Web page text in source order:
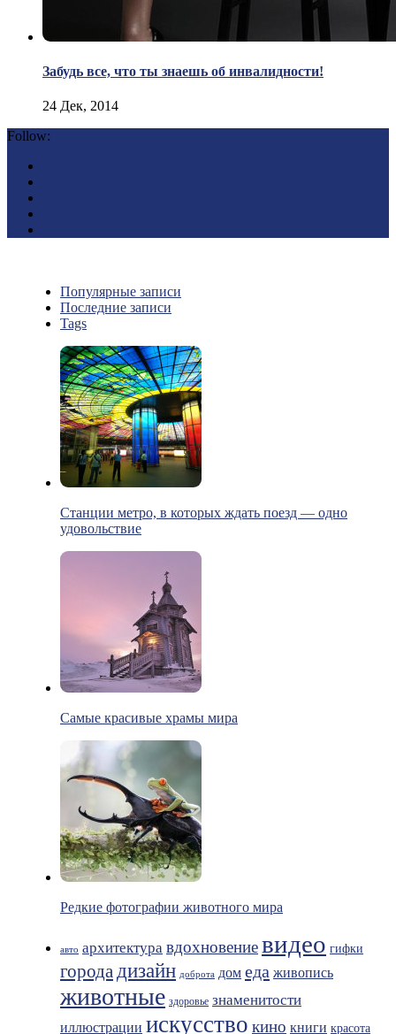
Забудь все, что ты знаешь об инвалидности!
24 Дек, 2014
Follow:
Популярные записи
Последние записи
Tags
Станции метро, в которых ждать поезд — одно
удовольствие
Самые красивые храмы мира
Редкие фотографии животного мира
авто архитектура вдохновениевидео гифки
городадизайн доброта дом еда живопись
животные здоровье знаменитости
иллюстрации искусство кино книги красота